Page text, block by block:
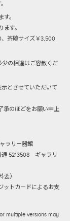
。
す。
、茶碗サイズ￥3,500
の相違はご容赦くだ
とさせていただいて
承のほどをお願い申上
リー器館
5213508 ギャラリ
）
ットカードによるお支
multiple versions may